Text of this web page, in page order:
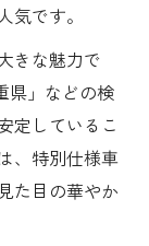
です。
きな魅力で
県」などの検
定しているこ
、特別仕様車
た目の華やか